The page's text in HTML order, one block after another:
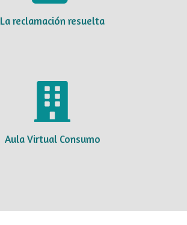
La reclamación resuelta
Aula Virtual Consumo